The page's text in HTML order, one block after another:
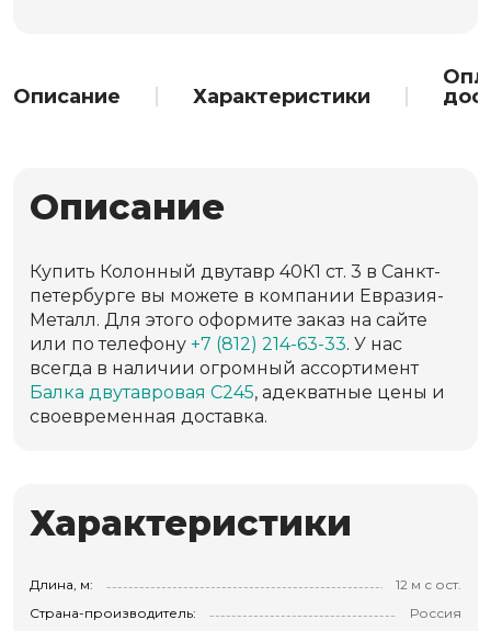
Описание Характеристики
Описание
Купить Колонный двутавр 40К1 ст. 3 в Санкт-
петербурге вы можете в компании Евразия-
Металл. Для этого оформите заказ на сайте
или по телефону +7 (812) 214-63-33. У нас
всегда в наличии огромный ассортимент
Балка двутавровая С245, адекватные цены и
своевременная доставка.
Характеристики
Длина, м:
12 м с ост.
Страна-производитель:
Россия